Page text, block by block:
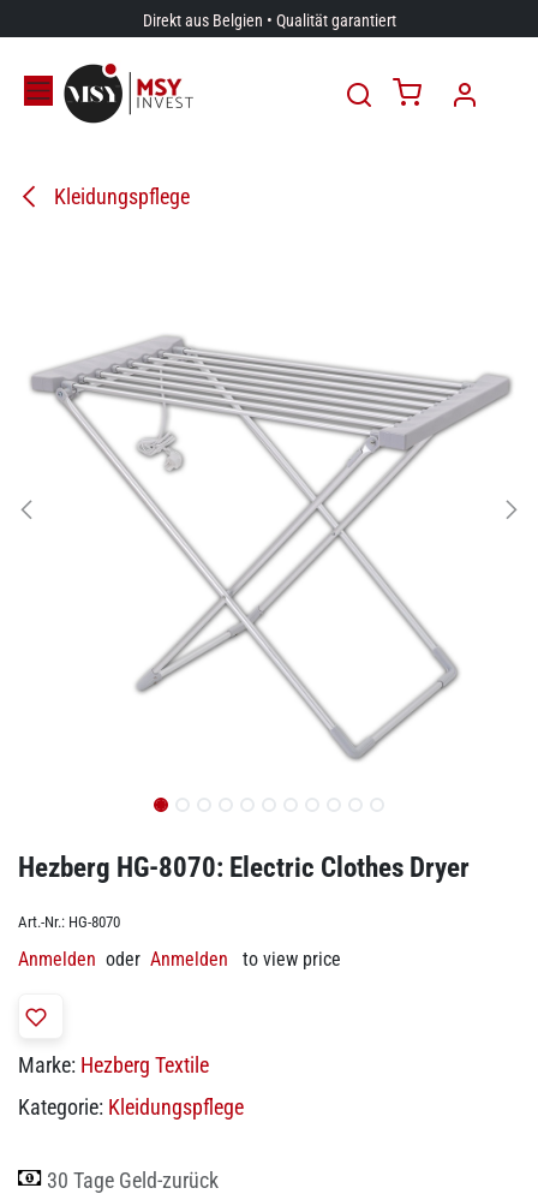
Zum Inhalt springenDirekt aus Belgien • Qualität garantiert
Kleidungspflege
Hezberg HG-8070: Electric Clothes Dryer
Art.-Nr.: HG-8070
Anmelden oder Anmelden to view price
Marke: Hezberg Textile
Kategorie: Kleidungspflege
30 Tage Geld-zurück